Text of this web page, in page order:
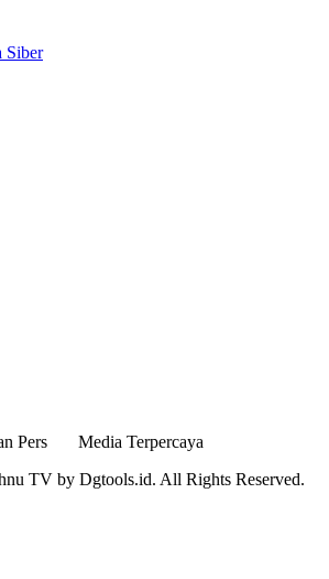
Siber
Pers
Media Terpercaya
TV by Dgtools.id. All Rights Reserved.